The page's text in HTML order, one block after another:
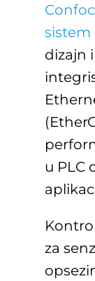
sistem
dizajn
u PLC
za